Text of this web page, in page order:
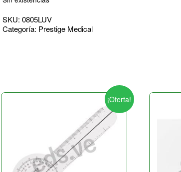
SKU: 0805LUV
Categoría: Prestige Medical
¡Oferta!